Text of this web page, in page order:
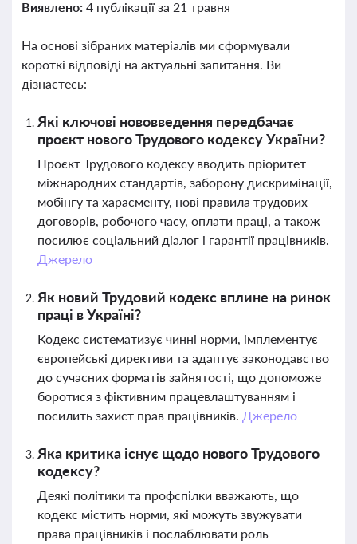
Виявлено: 4 публікації за 21 травня
На основі зібраних матеріалів ми сформували
короткі відповіді на актуальні запитання. Ви
дізнаєтесь:
Які ключові нововведення передбачає
проєкт нового Трудового кодексу України?
Проєкт Трудового кодексу вводить пріоритет
міжнародних стандартів, заборону дискримінації,
мобінгу та харасменту, нові правила трудових
договорів, робочого часу, оплати праці, а також
посилює соціальний діалог і гарантії працівників.
Джерело
Як новий Трудовий кодекс вплине на ринок
праці в Україні?
Кодекс систематизує чинні норми, імплементує
європейські директиви та адаптує законодавство
до сучасних форматів зайнятості, що допоможе
боротися з фіктивним працевлаштуванням і
посилить захист прав працівників. Джерело
Яка критика існує щодо нового Трудового
кодексу?
Деякі політики та профспілки вважають, що
кодекс містить норми, які можуть звужувати
права працівників і послаблювати роль